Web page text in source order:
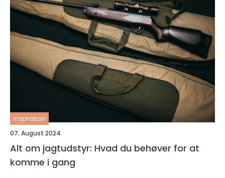
inspiration
07. August 2024
Alt om jagtudstyr: Hvad du behøver for at
komme i gang